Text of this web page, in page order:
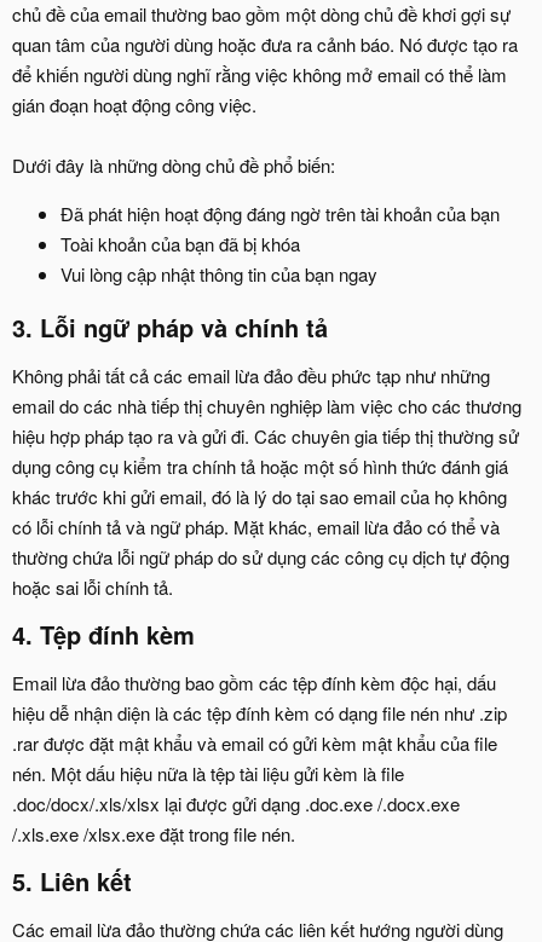
chủ đề của email thường bao gồm một dòng chủ đề khơi gợi sự
quan tâm của người dùng hoặc đưa ra cảnh báo. Nó được tạo ra
để khiến người dùng nghĩ rằng việc không mở email có thể làm
gián đoạn hoạt động công việc.
Dưới đây là những dòng chủ đề phổ biến:
Đã phát hiện hoạt động đáng ngờ trên tài khoản của bạn
Toài khoản của bạn đã bị khóa
Vui lòng cập nhật thông tin của bạn ngay
3. Lỗi ngữ pháp và chính tả
Không phải tất cả các email lừa đảo đều phức tạp như những
email do các nhà tiếp thị chuyên nghiệp làm việc cho các thương
hiệu hợp pháp tạo ra và gửi đi. Các chuyên gia tiếp thị thường sử
dụng công cụ kiểm tra chính tả hoặc một số hình thức đánh giá
khác trước khi gửi email, đó là lý do tại sao email của họ không
có lỗi chính tả và ngữ pháp. Mặt khác, email lừa đảo có thể và
thường chứa lỗi ngữ pháp do sử dụng các công cụ dịch tự động
hoặc sai lỗi chính tả.
4. Tệp đính kèm
Email lừa đảo thường bao gồm các tệp đính kèm độc hại, dấu
hiệu dễ nhận diện là các tệp đính kèm có dạng file nén như .zip
.rar được đặt mật khẩu và email có gửi kèm mật khẩu của file
nén. Một dấu hiệu nữa là tệp tài liệu gửi kèm là file
.doc/docx/.xls/xlsx lại được gửi dạng .doc.exe /.docx.exe
/.xls.exe /xlsx.exe đặt trong file nén.
5. Liên kết
Các email lừa đảo thường chứa các liên kết hướng người dùng